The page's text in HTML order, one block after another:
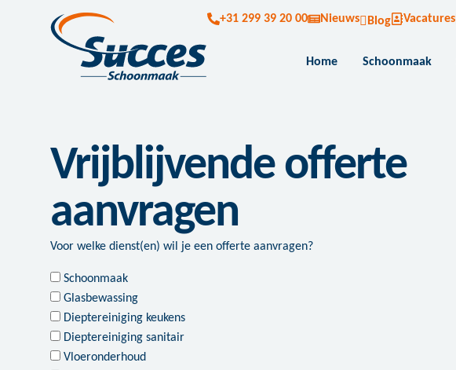
+31 299 39 20 00 Nieuws Blog Vacatures
Home Schoonmaak
Vrijblijvende offerte
aanvragen
Voor welke dienst(en) wil je een offerte aanvragen?
Schoonmaak
Glasbewassing
Dieptereiniging keukens
Dieptereiniging sanitair
Vloeronderhoud